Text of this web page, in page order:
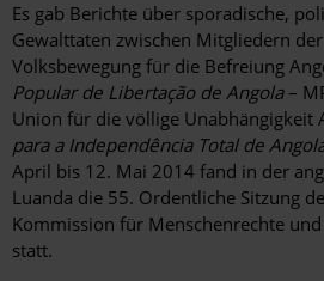
Es gab Berichte über sporadische,
Gewalttaten zwischen Mitgliedern
Volksbewegung für die Befreiung
Popular de Libertação de Angola–
Union für die völlige Unabhängigkeit
para a Independência Total de
April bis 12. Mai 2014 fand in der
Luanda die 55. Ordentliche Sitzung
Kommission für Menschenrechte
statt.